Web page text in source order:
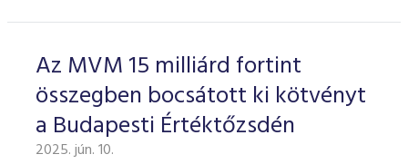
Az MVM 15 milliárd fortint
összegben bocsátott ki kötvényt
a Budapesti Értéktőzsdén
2025. jún. 10.